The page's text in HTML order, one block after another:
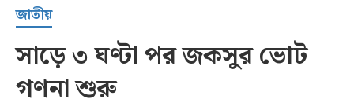
সর্বশেষ
জাতীয়
সাড়ে ৩ ঘণ্টা পর জকসুর ভোট
গণনা শুরু